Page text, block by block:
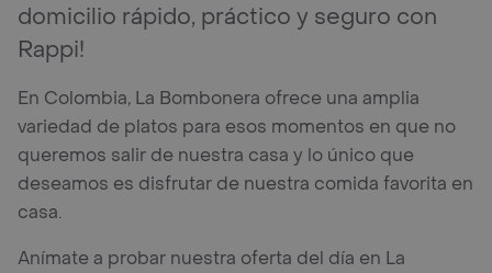
domicilio rápido, práctico y seguro con
Rappi!
En Colombia, La Bombonera ofrece una amplia
variedad de platos para esos momentos en que no
queremos salir de nuestra casa y lo único que
deseamos es disfrutar de nuestra comida favorita en
casa.
Anímate a probar nuestra oferta del día en La